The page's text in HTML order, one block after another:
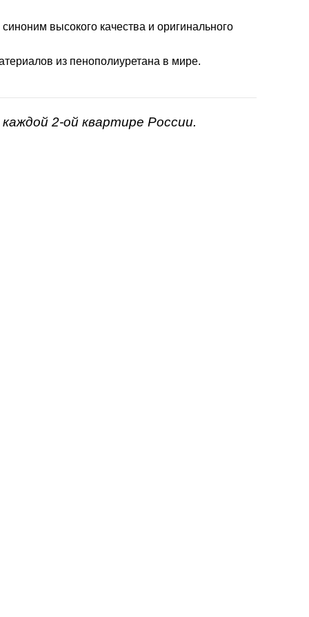
высокого качества и оригинального
из пенополиуретана в мире.
2-ой квартире России.